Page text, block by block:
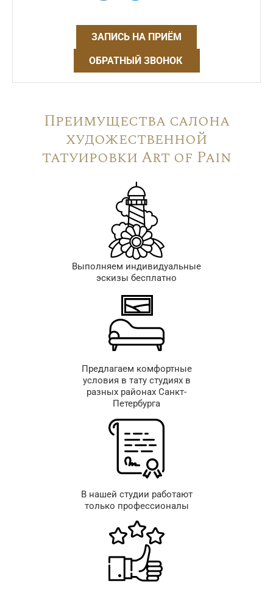
ЗАПИСЬ НА ПРИЁМ
ОБРАТНЫЙ ЗВОНОК
Преимущества салона
художественной
татуировки Art of Pain
Выполняем индивидуальные
эскизы бесплатно
Предлагаем комфортные
условия в тату студиях в
разных районах Санкт-
Петербурга
В нашей студии работают
только профессионалы